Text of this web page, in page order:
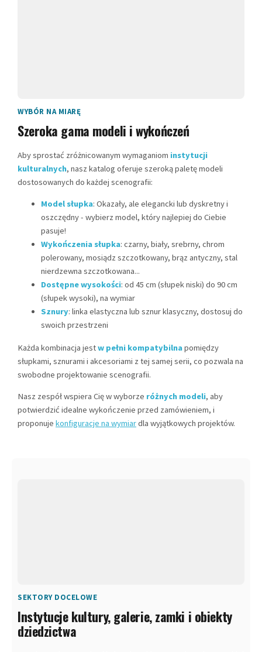
WYBÓR NA MIARĘ
Szeroka gama modeli i wykończeń
Aby sprostać zróżnicowanym wymaganiom instytucji
kulturalnych, nasz katalog oferuje szeroką paletę modeli
dostosowanych do każdej scenografii:
Model słupka: Okazały, ale elegancki lub dyskretny i
oszczędny - wybierz model, który najlepiej do Ciebie
pasuje!
Wykończenia słupka: czarny, biały, srebrny, chrom
polerowany, mosiądz szczotkowany, brąz antyczny, stal
nierdzewna szczotkowana...
Dostępne wysokości: od 45 cm (słupek niski) do 90 cm
(słupek wysoki), na wymiar
Sznury: linka elastyczna lub sznur klasyczny, dostosuj do
swoich przestrzeni
Każda kombinacja jestw pełni kompatybilnapomiędzy
słupkami, sznurami i akcesoriami z tej samej serii, co pozwala na
swobodne projektowanie scenografii.
Nasz zespół wspiera Cię w wyborze różnych modeli, aby
potwierdzić idealne wykończenie przed zamówieniem, i
proponuje konfiguracje na wymiardla wyjątkowych projektów.
SEKTORY DOCELOWE
Instytucje kultury, galerie, zamki i obiekty
dziedzictwa